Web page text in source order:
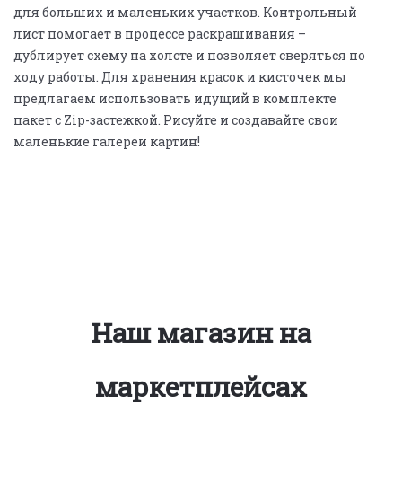
для больших и маленьких участков. Контрольный
лист помогает в процессе раскрашивания –
дублирует схему на холсте и позволяет сверяться по
ходу работы. Для хранения красок и кисточек мы
предлагаем использовать идущий в комплекте
пакет с Zip-застежкой. Рисуйте и создавайте свои
маленькие галереи картин!
Наш магазин на
маркетплейсах